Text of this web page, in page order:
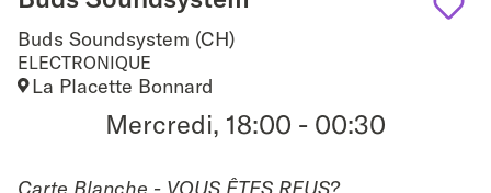
Buds Soundsystem (CH)
ELECTRONIQUE
La Placette Bonnard
Mercredi, 18:00 - 00:30
Carte Blanche - VOUS ÊTES REUS?